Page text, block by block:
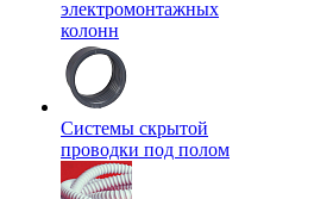
электромонтажных
колонн
Системы скрытой
проводки под полом